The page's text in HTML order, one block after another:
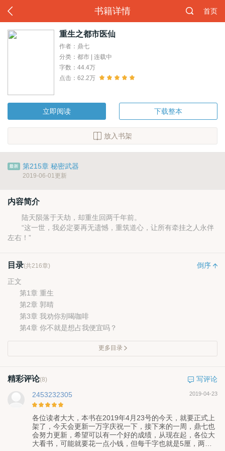
书籍详情 首页
重生之都市医仙
作者：鼎七
分类：都市 | 连载中
字数：44.4万
点击：62.2万
立即阅读 下载整本
放入书架
第215章 秘密武器
2019-06-01更新
内容简介
陆天陨落于天劫，却重生回两千年前。
“这一世，我必定要再无遗憾，重筑道心，让所有牵挂之人永伴
左右！”
目录(共216章)
倒序
正文
第1章 重生
第2章 郭晴
第3章 我劝你别喝咖啡
第4章 你不就是想占我便宜吗？
更多目录
精彩评论(8)
写评论
2453232305
2019-04-23
各位读者大大，本书在2019年4月23号的今天，就要正式上
架了，今天会更新一万字庆祝一下，接下来的一周，鼎七也
会努力更新，希望可以有一个好的成绩，从现在起，各位大
大看书，可能就要花一点小钱，但每千字也就是5厘，两千